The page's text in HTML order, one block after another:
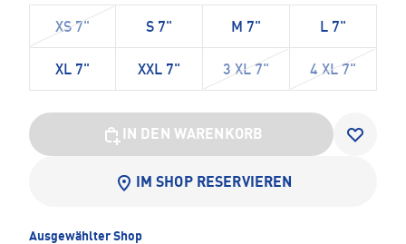
XS 7" S 7" M 7" L 7"
XL 7" XXL 7" 3 XL 7" 4 XL 7"
IN DEN WARENKORB
IM SHOP RESERVIEREN
Ausgewählter Shop